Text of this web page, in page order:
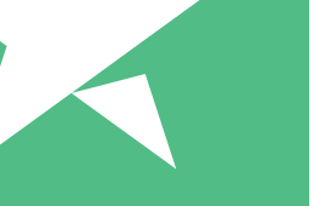
1 Nedladdningar
10 00